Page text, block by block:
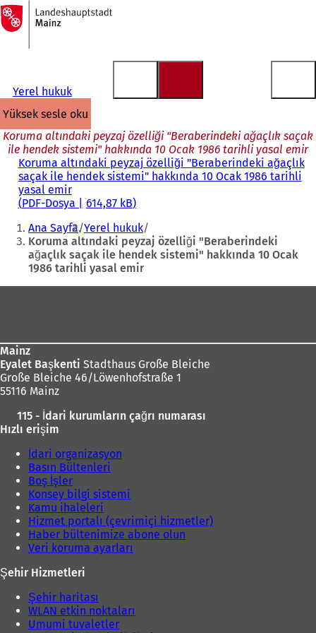
İçeriğe atla
Ana
sayfaya
Yerel hukuk
yüksek sesle oku
Koruma altındaki peyzaj özelliği "Beraberindeki ağaçlık saçak
ile hendek sistemi" hakkında 10 Ocak 1986 tarihli yasal emir
Koruma altındaki peyzaj özelliği "Beraberindeki ağaçlık
saçak ile hendek sistemi" hakkında 10 Ocak 1986 tarihli
yasal emir
PDF-Dosya 614,87 kB
Buradasınız:
Ana Sayfa Yerel hukuk
Koruma altındaki peyzaj özelliği "Beraberindeki
ağaçlık saçak ile hendek sistemi" hakkında 10 Ocak
1986 tarihli yasal emir
Mainz
Eyalet Başkenti Stadthaus Große Bleiche
Große Bleiche 46/Löwenhofstraße 1
55116 Mainz
115 - İdari kurumların çağrı numarası
Hızlı erişim
İdari organizasyon
Basın Bültenleri
Boş İşler
Konsey bilgi sistemi
Kamu ihaleleri
Hizmet portalı (çevrimiçi hizmetler)
Haber bültenimize abone olun
Veri koruma ayarları
Şehir Hizmetleri
Şehir haritası
WLAN etkin noktaları
Umumi tuvaletler